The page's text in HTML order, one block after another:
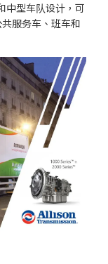
中型车队设计，可
服务车、班车和